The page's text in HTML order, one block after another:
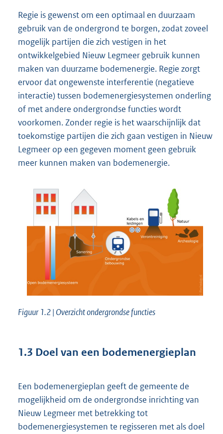
Regie is gewenst om een optimaal en duurzaam
gebruik van de ondergrond te borgen, zodat zoveel
mogelijk partijen die zich vestigen in het
ontwikkelgebied Nieuw Legmeer gebruik kunnen
maken van duurzame bodemenergie. Regie zorgt
ervoor dat ongewenste interferentie (negatieve
interactie) tussen bodemenergiesystemen onderling
of met andere ondergrondse functies wordt
voorkomen. Zonder regie is het waarschijnlijk dat
toekomstige partijen die zich gaan vestigen in Nieuw
Legmeer op een gegeven moment geen gebruik
meer kunnen maken van bodemenergie.
Figuur 1.2 | Overzicht ondergrondse functies
1.3 Doel van een bodemenergieplan
Een bodemenergieplan geeft de gemeente de
mogelijkheid om de ondergrondse inrichting van
Nieuw Legmeer met betrekking tot
bodemenergiesystemen te regisseren met als doel